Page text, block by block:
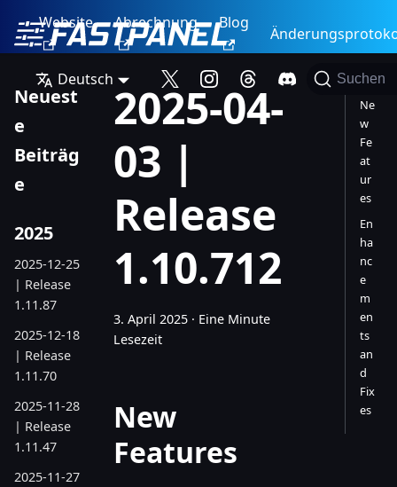
Website Abrechnung Blog
Deutsch Suchen
Neuest
e
Beiträg
e
2025
2025-12-25
| Release
1.11.87
2025-12-18
| Release
1.11.70
2025-11-28
| Release
1.11.47
2025-11-27
2025-04-
03 |
Release
1.10.712
3. April 2025 · Eine Minute
Lesezeit
New
Features
Ne
w
Fe
at
ur
es
En
ha
nc
e
m
en
ts
an
d
Fix
es